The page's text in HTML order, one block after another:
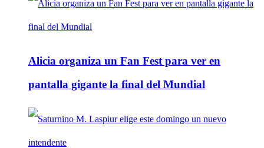
Alicia organiza un Fan Fest para ver en
pantalla gigante la final del Mundial